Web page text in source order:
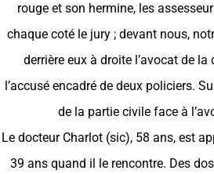
rouge et son hermine, les
chaque coté le jury ; devant nous,
derrière eux à droite l’avocat de la
l’accusé encadré de deux policiers.
de la partie civile face à
Le docteur Charlot (sic), 58 ans, est
39 ans quand il le rencontre. Des